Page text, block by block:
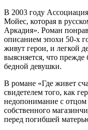
В 2003 году
Мойес, которая в
Аркадия». Роман
описанием эпохи 50-х
живут герои, и легкой
выясняется, что прежде
бедной девушки.
В романе «Где живет
свидетелем того, как
недопонимание с отцом
собственного
перед погибшей